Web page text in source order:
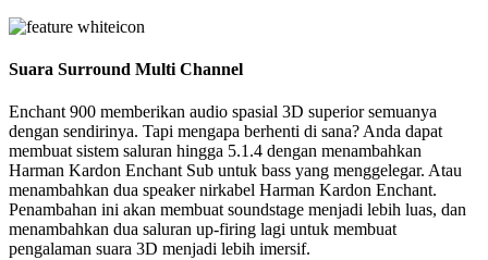
Suara Surround Multi Channel
Enchant 900 memberikan audio spasial 3D superior semuanya
dengan sendirinya. Tapi mengapa berhenti di sana? Anda dapat
membuat sistem saluran hingga 5.1.4 dengan menambahkan
Harman Kardon Enchant Sub untuk bass yang menggelegar. Atau
menambahkan dua speaker nirkabel Harman Kardon Enchant.
Penambahan ini akan membuat soundstage menjadi lebih luas, dan
menambahkan dua saluran up-firing lagi untuk membuat
pengalaman suara 3D menjadi lebih imersif.